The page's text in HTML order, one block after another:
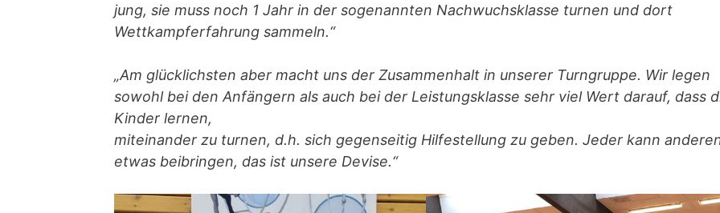
jung, sie muss noch 1 Jahr in der sogenannten Nachwuchsklasse turnen und dort
Wettkampferfahrung sammeln.“
„Am glücklichsten aber macht uns der Zusammenhalt in unserer Turngruppe. Wir legen
sowohl bei den Anfängern als auch bei der Leistungsklasse sehr viel Wert darauf, dass
Kinder lernen,
miteinander zu turnen, d.h. sich gegenseitig Hilfestellung zu geben. Jeder kann
etwas beibringen, das ist unsere Devise.“